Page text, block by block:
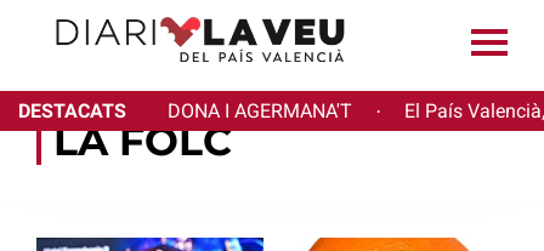
DESTACATS DONA I AGERMANA'T · El País
LA FOLC